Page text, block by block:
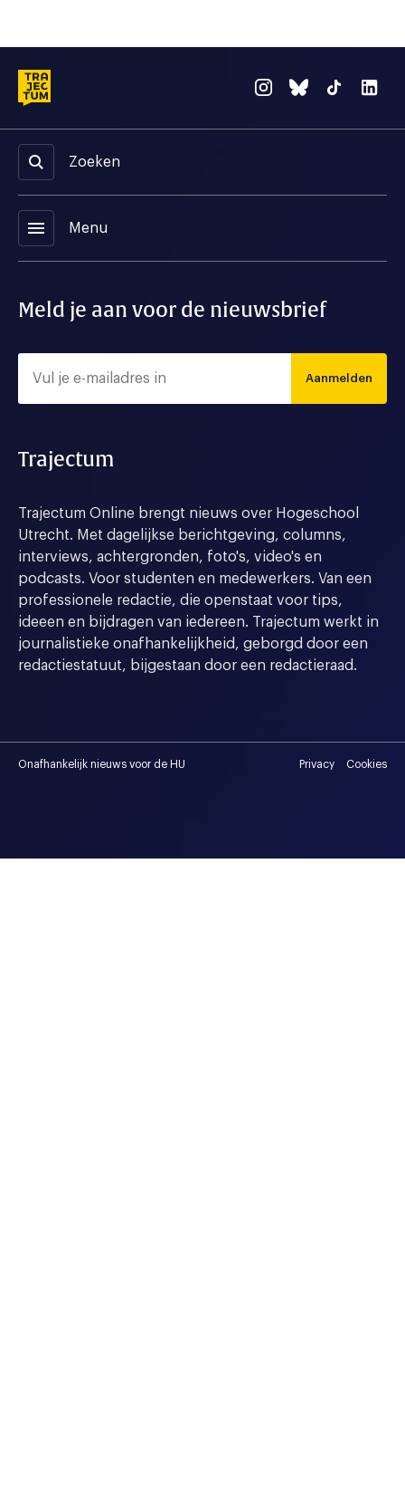
Zoeken
menu Menu
Meld je aan voor de nieuwsbrief
Aanmelden
Trajectum
Trajectum Online brengt nieuws over Hogeschool
Utrecht. Met dagelijkse berichtgeving, columns,
interviews, achtergronden, foto's, video's en
podcasts. Voor studenten en medewerkers. Van een
professionele redactie, die openstaat voor tips,
ideeen en bijdragen van iedereen. Trajectum werkt in
journalistieke onafhankelijkheid, geborgd door een
redactiestatuut, bijgestaan door een redactieraad.
Onafhankelijk nieuws voor de HU Privacy Cookies